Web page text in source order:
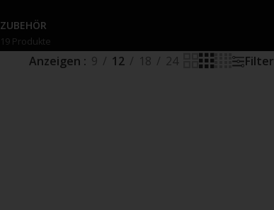
ZUBEHÖR
19 Produkte
Anzeigen 9 12 18 24 Filter